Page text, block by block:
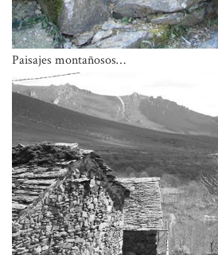
Paisajes montañosos…